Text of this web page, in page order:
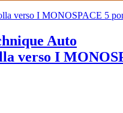
Auto
verso I